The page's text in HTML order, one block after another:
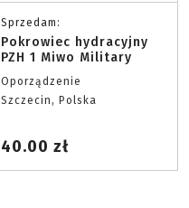
Sprzedam:
Pokrowiec hydracyjny
PZH 1 Miwo Military
Oporządzenie
Szczecin, Polska
40.00 zł